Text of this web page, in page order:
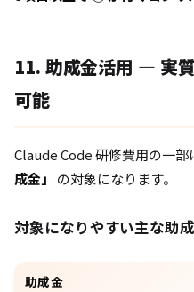
11. 助成金活用 — 実
可能
Claude Code 研修費用の一部
成金」
の対象になります。
対象になりやすい主な助
助成金